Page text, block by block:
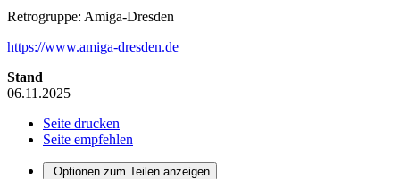
Retrogruppe: Amiga-Dresden
https://www.amiga-dresden.de
Stand
06.11.2025
Seite drucken
Seite empfehlen
Optionen zum Teilen anzeigen